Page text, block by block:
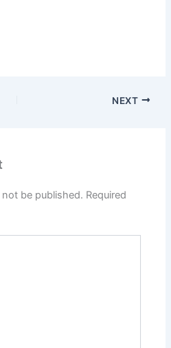
NEXT
be published. Required